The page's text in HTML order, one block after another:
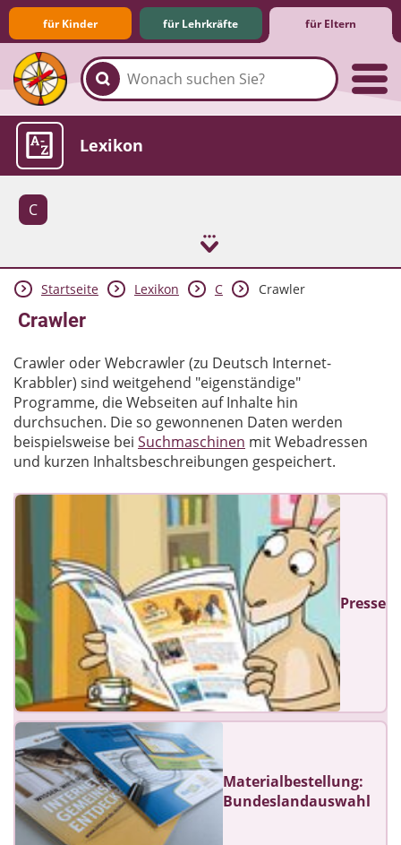
für Kinder für Lehrkräfte für Eltern
Familie & Medien
Spieletipps & Lernsoftware
Die Jüngsten im Netz
Lexikon
C
Aktuelles
Startseite Lexikon C Crawler
Crawler
Crawler oder Webcrawler (zu Deutsch Internet-
Krabbler) sind weitgehend "eigenständige"
Programme, die Webseiten auf Inhalte hin
durchsuchen. Die so gewonnenen Daten werden
beispielsweise bei Suchmaschinen mit Webadressen
und kurzen Inhaltsbeschreibungen gespeichert.
Presse
Materialbestellung:
Bundeslandauswahl